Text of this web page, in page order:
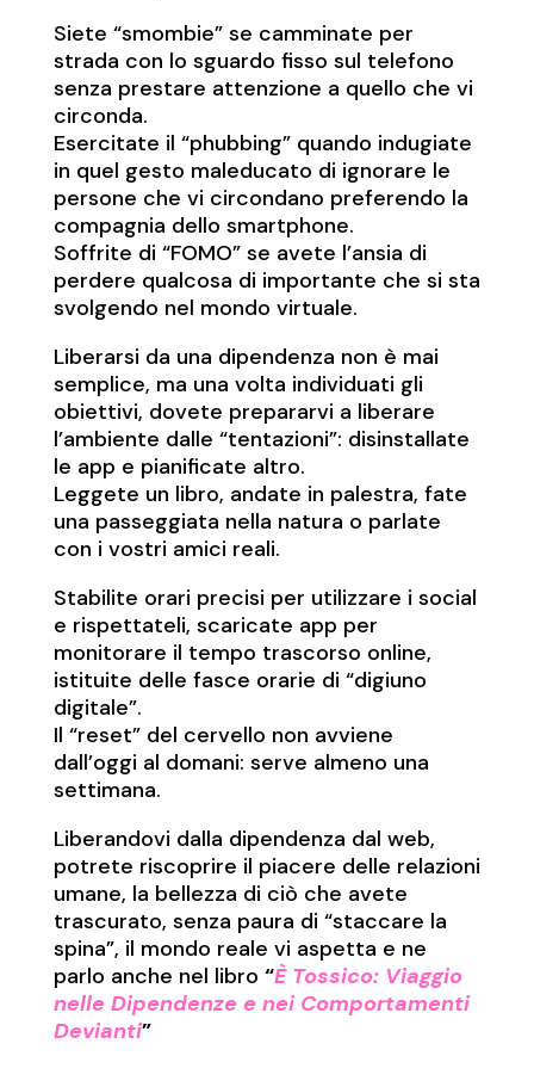
Siete “smombie” se camminate per
strada con lo sguardo fisso sul telefono
senza prestare attenzione a quello che vi
circonda.
Esercitate il “phubbing” quando indugiate
in quel gesto maleducato di ignorare le
persone che vi circondano preferendo la
compagnia dello smartphone.
Soffrite di “FOMO” se avete l’ansia di
perdere qualcosa di importante che si sta
svolgendo nel mondo virtuale.
Liberarsi da una dipendenza non è mai
semplice, ma una volta individuati gli
obiettivi, dovete prepararvi a liberare
l’ambiente dalle “tentazioni”: disinstallate
le app e pianificate altro.
Leggete un libro, andate in palestra, fate
una passeggiata nella natura o parlate
con i vostri amici reali.
Stabilite orari precisi per utilizzare i social
e rispettateli, scaricate app per
monitorare il tempo trascorso online,
istituite delle fasce orarie di “digiuno
digitale”.
Il “reset” del cervello non avviene
dall’oggi al domani: serve almeno una
settimana.
Liberandovi dalla dipendenza dal web,
potrete riscoprire il piacere delle relazioni
umane, la bellezza di ciò che avete
trascurato, senza paura di “staccare la
spina”, il mondo reale vi aspetta e ne
parlo anche nel libro “È Tossico: Viaggio
nelle Dipendenze e nei Comportamenti
Devianti”